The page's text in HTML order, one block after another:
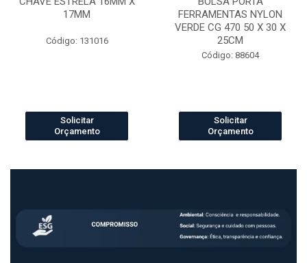
17MM
Código: 131016
Solicitar
Orçamento
FERRAMENTAS NYLON
VERDE CG 470 50 X 30 X
25CM
Código: 88604
Solicitar
Orçamento